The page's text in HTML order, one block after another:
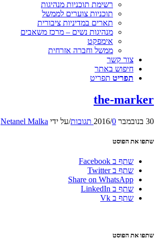
רשימת תוכניות מנהיגות
תוכניות צוערים לממשל
תארים במדיניות ציבורית
מנהיגות נשים – מרכז משאבים
אימפקט
ממשל וחברה אזרחית
צור קשר
חיפוש באתר
תפריט תפריט
the-marker
30 בנובמבר 2016 /0 תגובות /על ידי Netanel Malka
שתפו את הפוסט
שתף ב Facebook
שתף ב Twitter
Share on WhatsApp
שתף ב LinkedIn
שתף ב Vk
שתפו את הפוסט